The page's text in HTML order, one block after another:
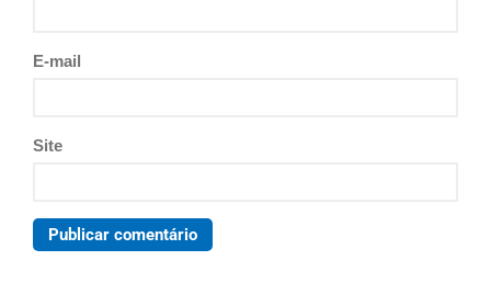
E-mail
Site